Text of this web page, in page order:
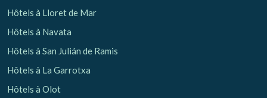
Hôtels à Lloret de Mar
Hôtels à Navata
Hôtels à San Julián de Ramis
Hôtels à La Garrotxa
Hôtels à Olot